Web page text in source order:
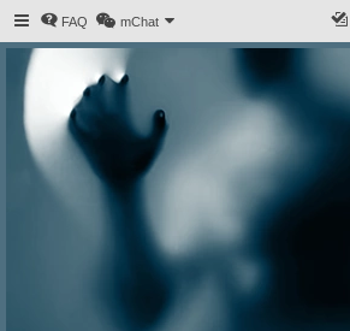
FAQ mChat